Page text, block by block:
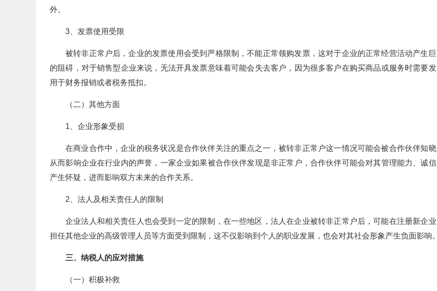
外。
3、发票使用受限
被转非正常户后，企业的发票使用会受到严格限制，不能正常领购发票，这对于企业的正常经营活动产生
的阻碍，对于销售型企业来说，无法开具发票意味着可能会失去客户，因为很多客户在购买商品或服务时需要
用于财务报销或者税务抵扣。
（二）其他方面
1、企业形象受损
在商业合作中，企业的税务状况是合作伙伴关注的重点之一，被转非正常户这一情况可能会被合作伙伴知
从而影响企业在行业内的声誉，一家企业如果被合作伙伴发现是非正常户，合作伙伴可能会对其管理能力、诚
产生怀疑，进而影响双方未来的合作关系。
2、法人及相关责任人的限制
企业法人和相关责任人也会受到一定的限制，在一些地区，法人在企业被转非正常户后，可能在注册新企
担任其他企业的高级管理人员等方面受到限制，这不仅影响到个人的职业发展，也会对其社会形象产生负面影响
三、纳税人的应对措施
（一）积极补救